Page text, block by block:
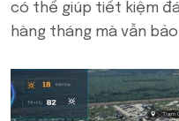
có thể giúp tiết kiệm
hàng tháng mà vẫn